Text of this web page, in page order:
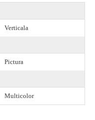
Verticala
Pictura
Multicolor